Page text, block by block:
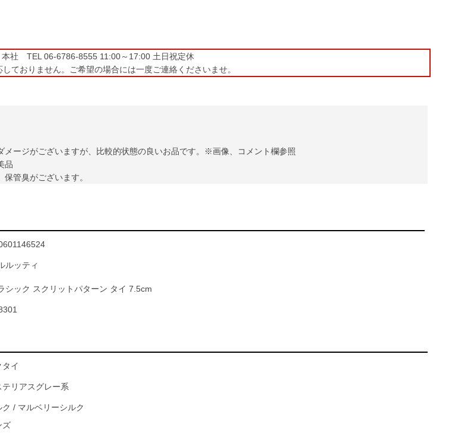
本社 TEL 06-6786-8555 11:00～17:00 土日祝定休
ておりません。ご希望の場合には一度ご連絡くださいませ。
メージがございますが、比較的状態の良いお品です。※画像、コメント欄参照
品
管臭がございます。
ルッティ
シック スクリットパターン タイ 7.5cm
タイ
テリアスグレー系
ク / マルベリーシルク
ズ